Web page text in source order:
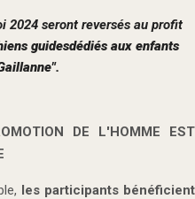
2024 seront reversés au profit
guidesdédiés aux enfants
DE L'HOMME
EST
les participants bénéficient